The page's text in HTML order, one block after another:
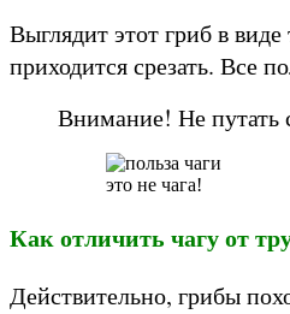
Выглядит этот гриб в
приходится срезать. Все
Внимание! Не путать
это не чага!
Как отличить чагу от
Действительно, грибы